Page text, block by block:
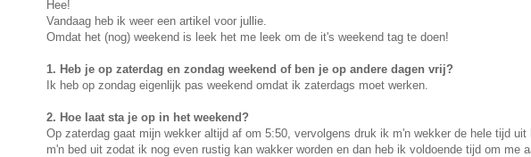
Hee!
Vandaag heb ik weer een artikel voor jullie.
Omdat het (nog) weekend is leek het me leek om de it's weekend tag te doen!
1. Heb je op zaterdag en zondag weekend of ben je op andere dagen vrij?
Ik heb op zondag eigenlijk pas weekend omdat ik zaterdags moet werken.
2. Hoe laat sta je op in het weekend?
Op zaterdag gaat mijn wekker altijd af om 5:50, vervolgens druk ik m'n wekker de hele tijd
m'n bed uit zodat ik nog even rustig kan wakker worden en dan heb ik voldoende tijd om me